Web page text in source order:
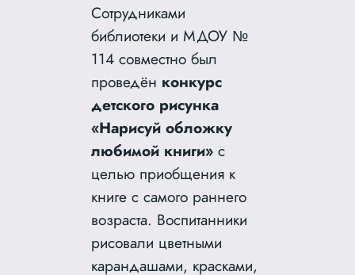
Сотрудниками
библиотеки и МДОУ №
114 совместно был
проведён конкурс
детского рисунка
«Нарисуй обложку
любимой книги» с
целью приобщения к
книге с самого раннего
возраста. Воспитанники
рисовали цветными
карандашами, красками,